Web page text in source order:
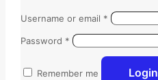
Username or email *
Password *
Remember me Login